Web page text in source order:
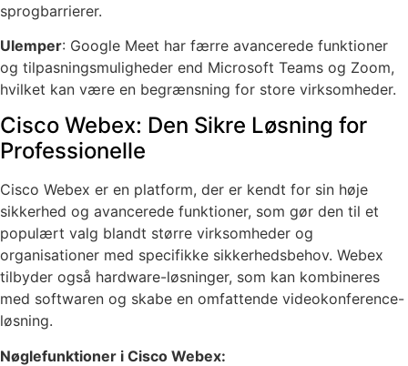
sprogbarrierer.
Ulemper: Google Meet har færre avancerede funktioner
og tilpasningsmuligheder end Microsoft Teams og Zoom,
hvilket kan være en begrænsning for store virksomheder.
Cisco Webex: Den Sikre Løsning for
Professionelle
Cisco Webex er en platform, der er kendt for sin høje
sikkerhed og avancerede funktioner, som gør den til et
populært valg blandt større virksomheder og
organisationer med specifikke sikkerhedsbehov. Webex
tilbyder også hardware-løsninger, som kan kombineres
med softwaren og skabe en omfattende videokonference-
løsning.
Nøglefunktioner i Cisco Webex: